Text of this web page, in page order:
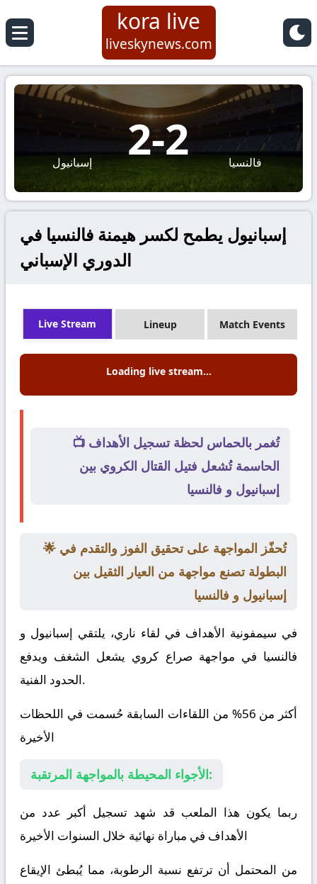
kora live
liveskynews.com
إسبانيول 2-2 فالنسيا
إسبانيول يطمح لكسر هيمنة فالنسيا في
الدوري الإسباني
Live Stream Lineup Match Events
Loading live stream...
📺 تُغمر بالحماس لحظة تسجيل الأهداف
الحاسمة تُشعل فتيل القتال الكروي بين
إسبانيول و فالنسيا
🌟 تُحفّز المواجهة على تحقيق الفوز والتقدم في
البطولة تصنع مواجهة من العيار الثقيل بين
إسبانيول و فالنسيا
في سيمفونية الأهداف في لقاء ناري، يلتقي إسبانيول و
فالنسيا في مواجهة صراع كروي يشعل الشغف ويدفع
الحدود الفنية.
أكثر من 56% من اللقاءات السابقة حُسمت في اللحظات
الأخيرة
الأجواء المحيطة بالمواجهة المرتقبة:
ربما يكون هذا الملعب قد شهد تسجيل أكبر عدد من
الأهداف في مباراة نهائية خلال السنوات الأخيرة
من المحتمل أن ترتفع نسبة الرطوبة، مما يُبطئ الإيقاع